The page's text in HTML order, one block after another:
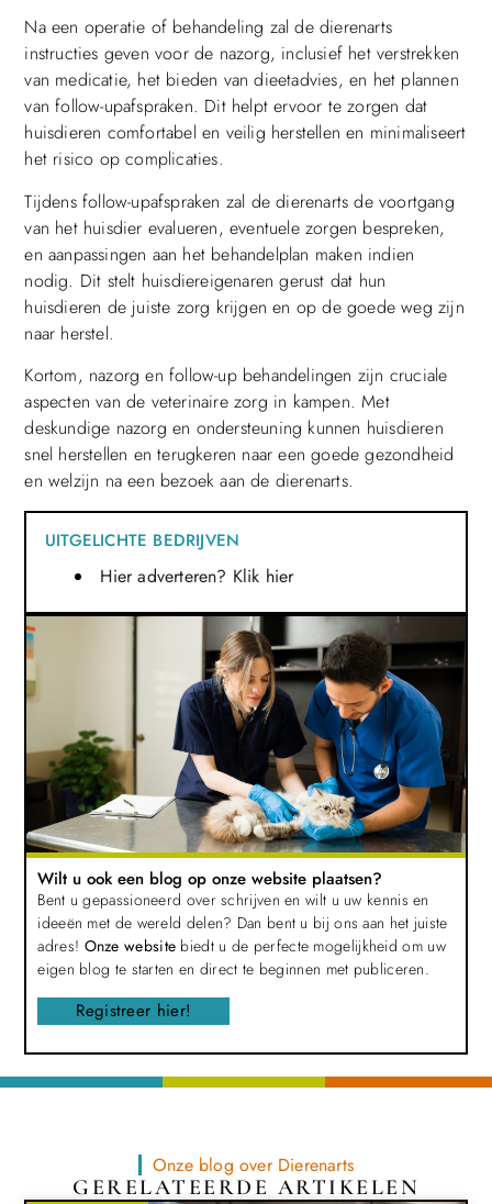
Na een operatie of behandeling zal de dierenarts
instructies geven voor de nazorg, inclusief het verstrekken
van medicatie, het bieden van dieetadvies, en het plannen
van follow-upafspraken. Dit helpt ervoor te zorgen dat
huisdieren comfortabel en veilig herstellen en minimaliseert
het risico op complicaties.
Tijdens follow-upafspraken zal de dierenarts de voortgang
van het huisdier evalueren, eventuele zorgen bespreken,
en aanpassingen aan het behandelplan maken indien
nodig. Dit stelt huisdiereigenaren gerust dat hun
huisdieren de juiste zorg krijgen en op de goede weg zijn
naar herstel.
Kortom, nazorg en follow-up behandelingen zijn cruciale
aspecten van de veterinaire zorg in kampen. Met
deskundige nazorg en ondersteuning kunnen huisdieren
snel herstellen en terugkeren naar een goede gezondheid
en welzijn na een bezoek aan de dierenarts.
UITGELICHTE BEDRIJVEN
Hier adverteren? Klik hier
Wilt u ook een blog op onze website plaatsen?
Bent u gepassioneerd over schrijven en wilt u uw kennis en
ideeën met de wereld delen? Dan bent u bij ons aan het juiste
adres! Onze website biedt u de perfecte mogelijkheid om uw
eigen blog te starten en direct te beginnen met publiceren.
Registreer hier!
Onze blog over Dierenarts
GERELATEERDE ARTIKELEN